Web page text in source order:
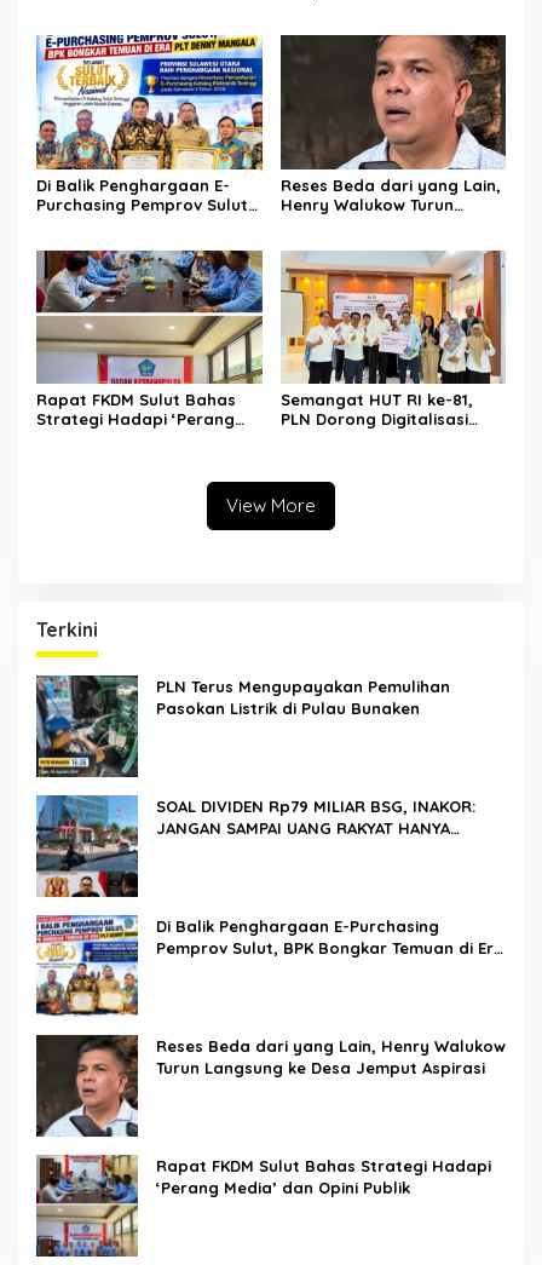
Di Balik Penghargaan E-
Purchasing Pemprov Sulut,
Reses Beda dari yang Lain,
Henry Walukow Turun
Rapat FKDM Sulut Bahas
Strategi Hadapi ‘Perang
Semangat HUT RI ke-81,
PLN Dorong Digitalisasi
View More
Terkini
PLN Terus Mengupayakan Pemulihan
Pasokan Listrik di Pulau Bunaken
SOAL DIVIDEN Rp79 MILIAR BSG, INAKOR:
JANGAN SAMPAI UANG RAKYAT HANYA
Di Balik Penghargaan E-Purchasing
Pemprov Sulut, BPK Bongkar Temuan di Era
Reses Beda dari yang Lain, Henry Walukow
Turun Langsung ke Desa Jemput Aspirasi
Rapat FKDM Sulut Bahas Strategi Hadapi
‘Perang Media’ dan Opini Publik